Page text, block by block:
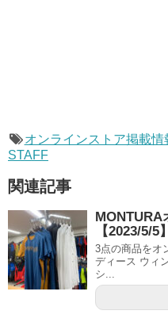
オンラインストア掲載情
STAFF
関連記事
MONTURA
【2023/5/5】
3点の商品をオ
ディース ウィ
シ...